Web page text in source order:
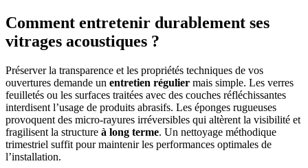
Comment entretenir durablement ses
vitrages acoustiques ?
Préserver la transparence et les propriétés techniques de vos
ouvertures demande un entretien régulier mais simple. Les verres
feuilletés ou les surfaces traitées avec des couches réfléchissantes
interdisent l’usage de produits abrasifs. Les éponges rugueuses
provoquent des micro-rayures irréversibles qui altèrent la visibilité et
fragilisent la structure à long terme. Un nettoyage méthodique
trimestriel suffit pour maintenir les performances optimales de
l’installation.